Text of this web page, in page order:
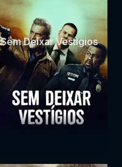
Sem Deixar Vestigios